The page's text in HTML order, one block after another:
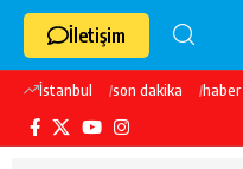
İletişim
İstanbul son dakika haber